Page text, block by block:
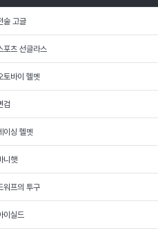
술 고글
포츠 선글라스
토바이 헬멧
검
이싱 헬멧
니햇
워프의 투구
이실드